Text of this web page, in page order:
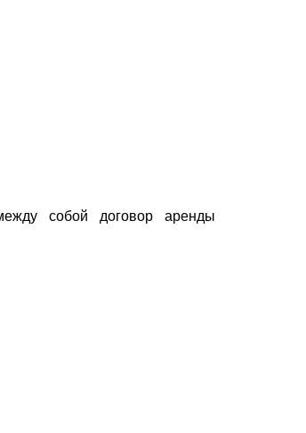
собой договор аренды